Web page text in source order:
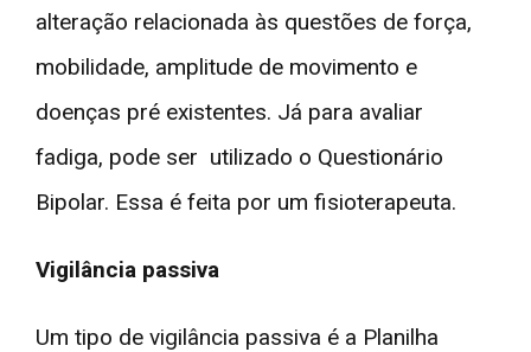
alteração relacionada às questões de força,
mobilidade, amplitude de movimento e
doenças pré existentes. Já para avaliar
fadiga, pode ser utilizado o Questionário
Bipolar. Essa é feita por um fisioterapeuta.
Vigilância passiva
Um tipo de vigilância passiva é a Planilha